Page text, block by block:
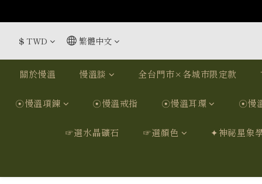
$ TWD 繁體中文
關於慢溫 慢溫談 全台門市×各城市限定款
☉慢溫項鍊 ☉慢溫戒指 ☉慢溫耳環 ☉慢
☞選水晶礦石 ☞選顏色 ✦神祕星象